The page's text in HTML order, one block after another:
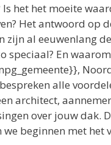
het het moeite
Het antwoord op
al eeuwenlang
En
alle
architect,
over jouw dak.
beginnen met het